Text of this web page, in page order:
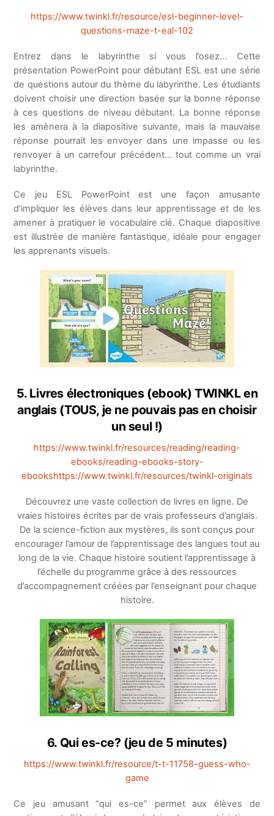
https://www.twinkl.fr/resource/esl-beginner-level-
questions-maze-t-eal-102
Entrez dans le labyrinthe si vous l’osez… Cette
présentation PowerPoint pour débutant ESL est une série
de questions autour du thème du labyrinthe. Les étudiants
doivent choisir une direction basée sur la bonne réponse
à ces questions de niveau débutant. La bonne réponse
les amènera à la diapositive suivante, mais la mauvaise
réponse pourrait les envoyer dans une impasse ou les
renvoyer à un carrefour précédent… tout comme un vrai
labyrinthe.
Ce jeu ESL PowerPoint est une façon amusante
d’impliquer les élèves dans leur apprentissage et de les
amener à pratiquer le vocabulaire clé. Chaque diapositive
est illustrée de manière fantastique, idéale pour engager
les apprenants visuels.
5. Livres électroniques (ebook) TWINKL en
anglais (TOUS, je ne pouvais pas en choisir
un seul !)
https://www.twinkl.fr/resources/reading/reading-
ebooks/reading-ebooks-story-
ebookshttps://www.twinkl.fr/resources/twinkl-originals
Découvrez une vaste collection de livres en ligne. De
vraies histoires écrites par de vrais professeurs d’anglais.
De la science-fiction aux mystères, ils sont conçus pour
encourager l’amour de l’apprentissage des langues tout au
long de la vie. Chaque histoire soutient l’apprentissage à
l’échelle du programme grâce à des ressources
d’accompagnement créées par l’enseignant pour chaque
histoire.
6. Qui es-ce? (jeu de 5 minutes)
https://www.twinkl.fr/resource/t-t-11758-guess-who-
game
Ce jeu amusant “qui es-ce” permet aux élèves de